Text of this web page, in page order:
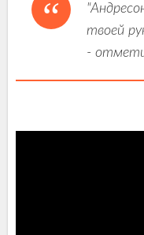
твоей
-